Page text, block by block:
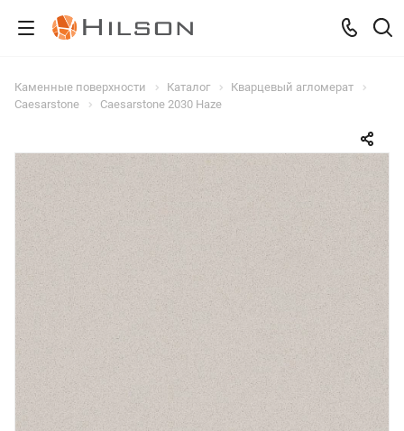
Каменные поверхности Каталог
Кварцевый агломерат
Caesarstone
Caesarstone 2030 Haze